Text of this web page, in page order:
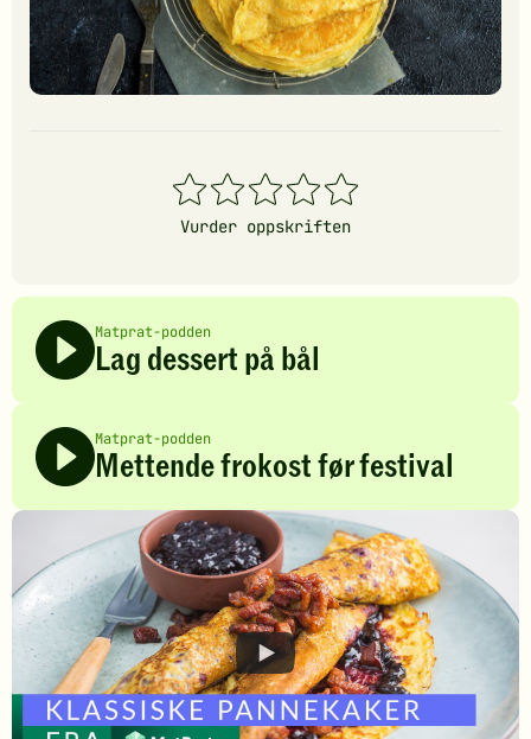
1
stjerner
2
stjerner
3
stjerner
4
stjerner
5
stjerner
Vurder oppskriften
Matprat-podden
Lag dessert på bål
Matprat-podden
Mettende frokost før festival